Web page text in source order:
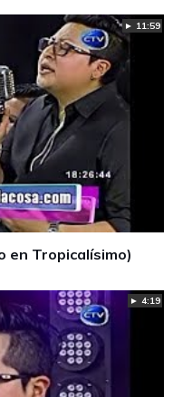
► 11:59
en Tropicalísimo)
► 4:19